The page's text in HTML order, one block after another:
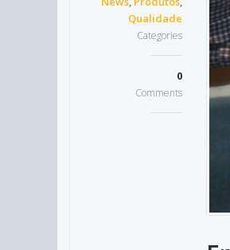
Qualidade
Categories
0
Comments